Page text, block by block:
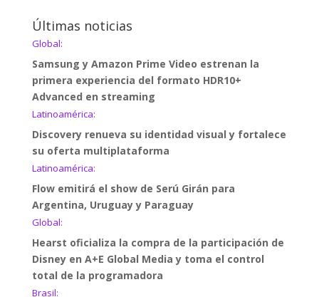
Últimas noticias
Global:
Samsung y Amazon Prime Video estrenan la
primera experiencia del formato HDR10+
Advanced en streaming
Latinoamérica:
Discovery renueva su identidad visual y fortalece
su oferta multiplataforma
Latinoamérica:
Flow emitirá el show de Serú Girán para
Argentina, Uruguay y Paraguay
Global:
Hearst oficializa la compra de la participación de
Disney en A+E Global Media y toma el control
total de la programadora
Brasil: